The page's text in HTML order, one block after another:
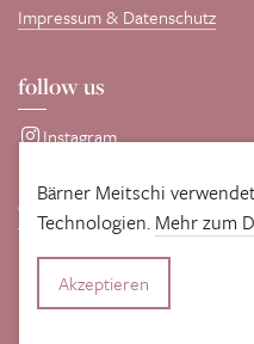
Bärner Meitschi
Technologien. Mehr zum
Akzeptieren
Impressum & Datenschutz
follow us
Instagram
comotive GmbH
Entwickelt und gepflegt wird
Profiscomotive GmbH